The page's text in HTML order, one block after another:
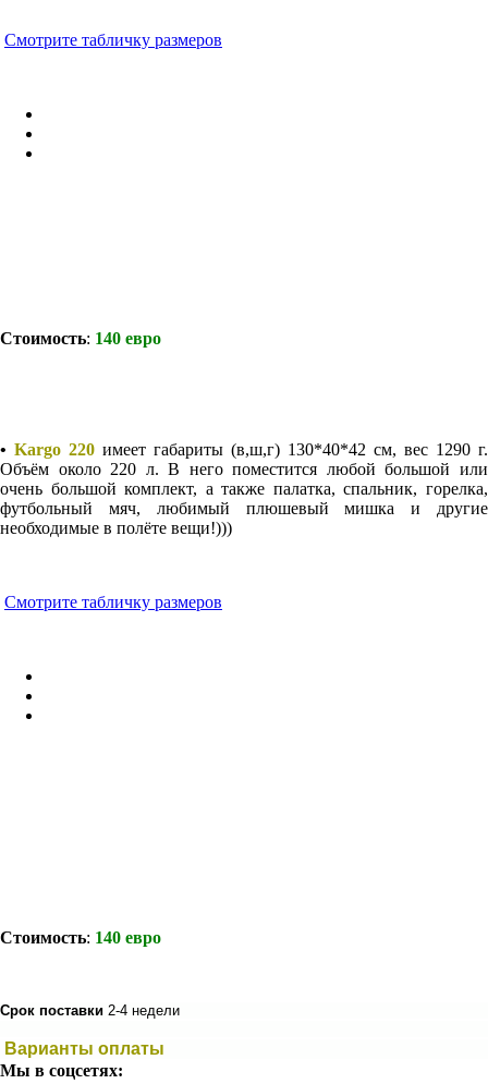
Смотрите табличку размеров
Стоимость: 140 евро
• Kargo 220 имеет габариты (в,ш,г) 130*40*42 см, вес 1290 г.
Объём около 220 л. В него поместится любой большой или
очень большой комплект, а также палатка, спальник, горелка,
футбольный мяч, любимый плюшевый мишка и другие
необходимые в полёте вещи!)))
Смотрите табличку размеров
Стоимость: 140 евро
Срок поставки 2-4 недели
Варианты оплаты
Мы в соцсетях: